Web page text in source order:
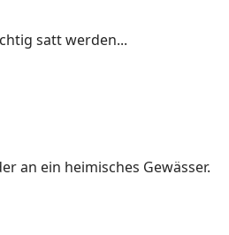
satt werden...
an ein heimisches Gewässer.